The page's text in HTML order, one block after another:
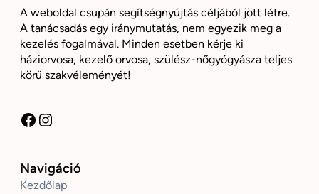
A weboldal csupán segítségnyújtás céljából jött létre.
A tanácsadás egy iránymutatás, nem egyezik meg a
kezelés fogalmával. Minden esetben kérje ki
háziorvosa, kezelő orvosa, szülész-nőgyógyásza teljes
körű szakvéleményét!
Facebook Instagram
Navigáció
Kezdőlap